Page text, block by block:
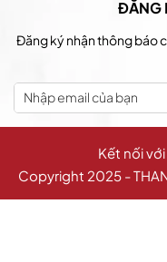
ĐĂNG
Đăng ký nhận thông báo
Copyright 2025 -
Kết nối